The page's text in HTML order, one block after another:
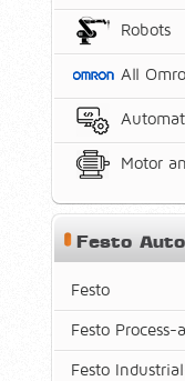
Robots
All
Motor
Festo
Festo
Festo
Festo